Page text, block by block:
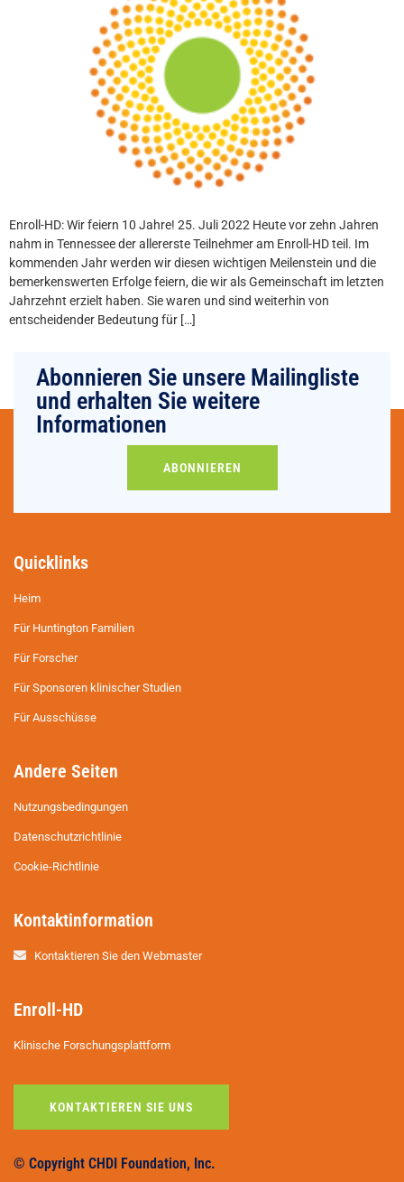
Enroll-HD: Wir feiern 10 Jahre! 25. Juli 2022 Heute vor zehn Jahren
nahm in Tennessee der allererste Teilnehmer am Enroll-HD teil. Im
kommenden Jahr werden wir diesen wichtigen Meilenstein und die
bemerkenswerten Erfolge feiern, die wir als Gemeinschaft im letzten
Jahrzehnt erzielt haben. Sie waren und sind weiterhin von
entscheidender Bedeutung für […]
Abonnieren Sie unsere Mailingliste
und erhalten Sie weitere
Informationen
ABONNIEREN
Quicklinks
Heim
Für Huntington Familien
Für Forscher
Für Sponsoren klinischer Studien
Für Ausschüsse
Andere Seiten
Nutzungsbedingungen
Datenschutzrichtlinie
Cookie-Richtlinie
Kontaktinformation
Kontaktieren Sie den Webmaster
Enroll-HD
Klinische Forschungsplattform
KONTAKTIEREN SIE UNS
© Copyright CHDI Foundation, Inc.